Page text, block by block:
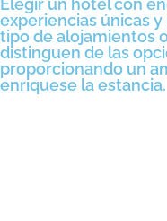
experiencias únicas
tipo de alojamientos
distinguen de las
proporcionando un
enriquese la estancia.